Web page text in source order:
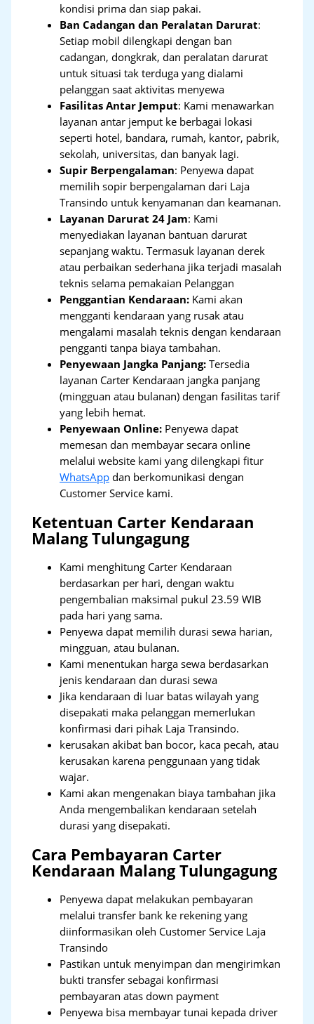
kondisi prima dan siap pakai.
Ban Cadangan dan Peralatan Darurat:
Setiap mobil dilengkapi dengan ban
cadangan, dongkrak, dan peralatan darurat
untuk situasi tak terduga yang dialami
pelanggan saat aktivitas menyewa
Fasilitas Antar Jemput: Kami menawarkan
layanan antar jemput ke berbagai lokasi
seperti hotel, bandara, rumah, kantor, pabrik,
sekolah, universitas, dan banyak lagi.
Supir Berpengalaman: Penyewa dapat
memilih sopir berpengalaman dari Laja
Transindo untuk kenyamanan dan keamanan.
Layanan Darurat 24 Jam: Kami
menyediakan layanan bantuan darurat
sepanjang waktu. Termasuk layanan derek
atau perbaikan sederhana jika terjadi masalah
teknis selama pemakaian Pelanggan
Penggantian Kendaraan: Kami akan
mengganti kendaraan yang rusak atau
mengalami masalah teknis dengan kendaraan
pengganti tanpa biaya tambahan.
Penyewaan Jangka Panjang: Tersedia
layanan Carter Kendaraan jangka panjang
(mingguan atau bulanan) dengan fasilitas tarif
yang lebih hemat.
Penyewaan Online: Penyewa dapat
memesan dan membayar secara online
melalui website kami yang dilengkapi fitur
WhatsApp dan berkomunikasi dengan
Customer Service kami.
Ketentuan Carter Kendaraan
Malang Tulungagung
Kami menghitung Carter Kendaraan
berdasarkan per hari, dengan waktu
pengembalian maksimal pukul 23.59 WIB
pada hari yang sama.
Penyewa dapat memilih durasi sewa harian,
mingguan, atau bulanan.
Kami menentukan harga sewa berdasarkan
jenis kendaraan dan durasi sewa
Jika kendaraan di luar batas wilayah yang
disepakati maka pelanggan memerlukan
konfirmasi dari pihak Laja Transindo.
kerusakan akibat ban bocor, kaca pecah, atau
kerusakan karena penggunaan yang tidak
wajar.
Kami akan mengenakan biaya tambahan jika
Anda mengembalikan kendaraan setelah
durasi yang disepakati.
Cara Pembayaran Carter
Kendaraan Malang Tulungagung
Penyewa dapat melakukan pembayaran
melalui transfer bank ke rekening yang
diinformasikan oleh Customer Service Laja
Transindo
Pastikan untuk menyimpan dan mengirimkan
bukti transfer sebagai konfirmasi
pembayaran atas down payment
Penyewa bisa membayar tunai kepada driver